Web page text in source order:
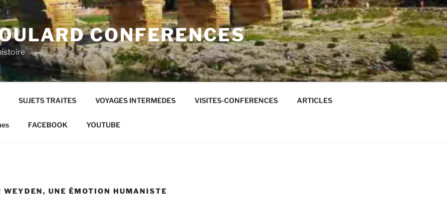
CONFERENCES
SUJETS TRAITES VOYAGES INTERMEDES VISITES-CONFERENCES ARTICLES
FACEBOOK YOUTUBE
WEYDEN, UNE ÉMOTION HUMANISTE